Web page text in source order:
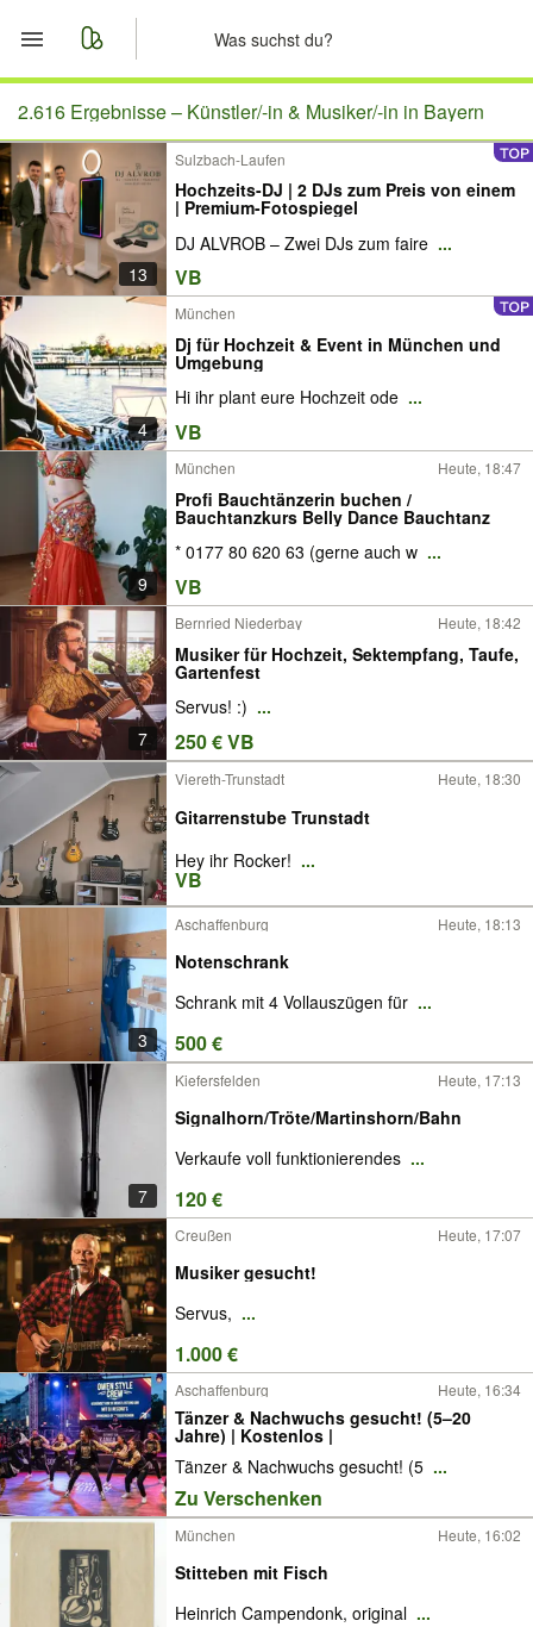
Start
Merkliste
Nachrichten
Anzeige aufgeben
2.616 Ergebnisse – Künstler/-in & Musiker/-in in Bayern
13
Sulzbach-Laufen
Hochzeits-DJ | 2 DJs zum Preis von einem
| Premium-Fotospiegel
DJ ALVROB – Zwei DJs zum faire ...
VB
4
München
Dj für Hochzeit & Event in München und
Umgebung
Hi ihr plant eure Hochzeit ode ...
VB
9
München Heute, 18:47
Profi Bauchtänzerin buchen /
Bauchtanzkurs Belly Dance Bauchtanz
* 0177 80 620 63 (gerne auch w ...
VB
7
Bernried Niederbay Heute, 18:42
Musiker für Hochzeit, Sektempfang, Taufe,
Gartenfest
Servus! :) ...
250 € VB
Viereth-Trunstadt Heute, 18:30
Gitarrenstube Trunstadt
Hey ihr Rocker! ...
VB
3
Aschaffenburg Heute, 18:13
Notenschrank
Schrank mit 4 Vollauszügen für ...
500 €
7
Kiefersfelden Heute, 17:13
Signalhorn/Tröte/Martinshorn/Bahn
Verkaufe voll funktionierendes ...
120 €
Creußen Heute, 17:07
Musiker gesucht!
Servus, ...
1.000 €
Aschaffenburg Heute, 16:34
Tänzer & Nachwuchs gesucht! (5–20
Jahre) | Kostenlos |
Tänzer & Nachwuchs gesucht! (5 ...
Zu Verschenken
München Heute, 16:02
Stitteben mit Fisch
Heinrich Campendonk, original ...